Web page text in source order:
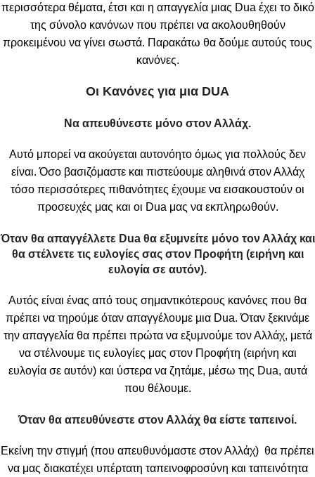
περισσότερα θέματα, έτσι και η απαγγελία μιας Dua έχει το δικό
της σύνολο κανόνων που πρέπει να ακολουθηθούν
προκειμένου να γίνει σωστά. Παρακάτω θα δούμε αυτούς τους
κανόνες.
Οι Κανόνες για μια DUA
Να απευθύνεστε μόνο στον Αλλάχ.
Αυτό μπορεί να ακούγεται αυτονόητο όμως για πολλούς δεν
είναι. Όσο βασιζόμαστε και πιστεύουμε αληθινά στον Αλλάχ
τόσο περισσότερες πιθανότητες έχουμε να εισακουστούν οι
προσευχές μας και οι Dua μας να εκπληρωθούν.
Όταν θα απαγγέλλετε Dua θα εξυμνείτε μόνο τον Αλλάχ και
θα στέλνετε τις ευλογίες σας στον Προφήτη (ειρήνη και
ευλογία σε αυτόν).
Αυτός είναι ένας από τους σημαντικότερους κανόνες που θα
πρέπει να τηρούμε όταν απαγγέλουμε μια Dua. Όταν ξεκινάμε
την απαγγελία θα πρέπει πρώτα να εξυμνούμε τον Αλλάχ, μετά
να στέλνουμε τις ευλογίες μας στον Προφήτη (ειρήνη και
ευλογία σε αυτόν) και ύστερα να ζητάμε, μέσω της Dua, αυτά
που θέλουμε.
Όταν θα απευθύνεστε στον Αλλάχ θα είστε ταπεινοί.
Εκείνη την στιγμή (που απευθυνόμαστε στον Αλλάχ) θα πρέπει
να μας διακατέχει υπέρτατη ταπεινοφροσύνη και ταπεινότητα